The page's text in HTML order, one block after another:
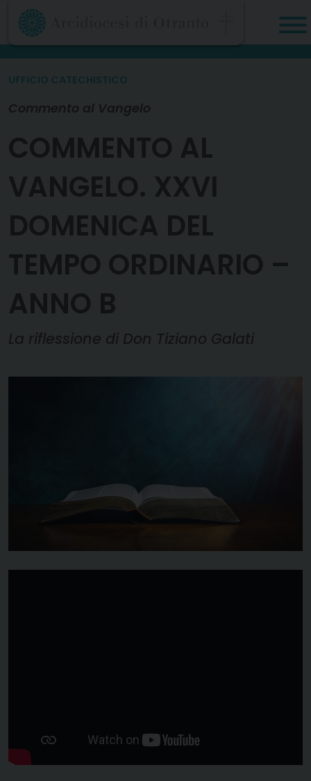
Skip
content
UFFICIO CATECHISTICO
Commento al Vangelo
COMMENTO AL
VANGELO. XXVI
DOMENICA DEL
TEMPO ORDINARIO –
ANNO B
La riflessione di Don Tiziano Galati